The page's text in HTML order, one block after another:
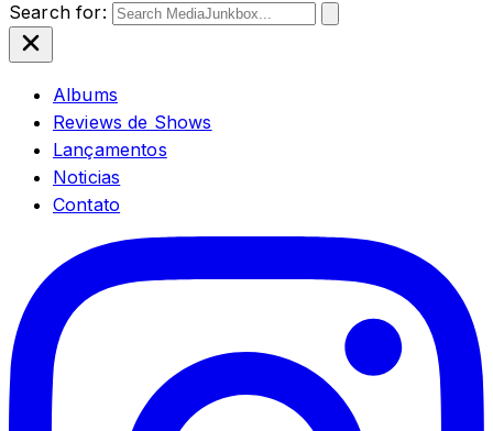
Search for:
Albums
Reviews de Shows
Lançamentos
Noticias
Contato